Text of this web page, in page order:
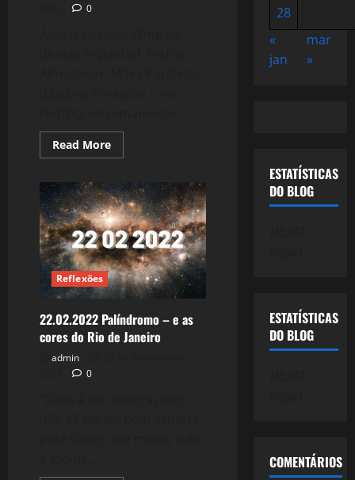
0
Read MoreRead
more
Paralelas
–
Bom
filme,
sem
ser
Extraordinário.
Reflexões
22.02.2022 Palíndromo – e as
cores do Rio de Janeiro
admin
0
28
«
jan
mar
»
ESTATÍSTICAS
DO BLOG
ESTATÍSTICAS
DO BLOG
COMENTÁRIOS